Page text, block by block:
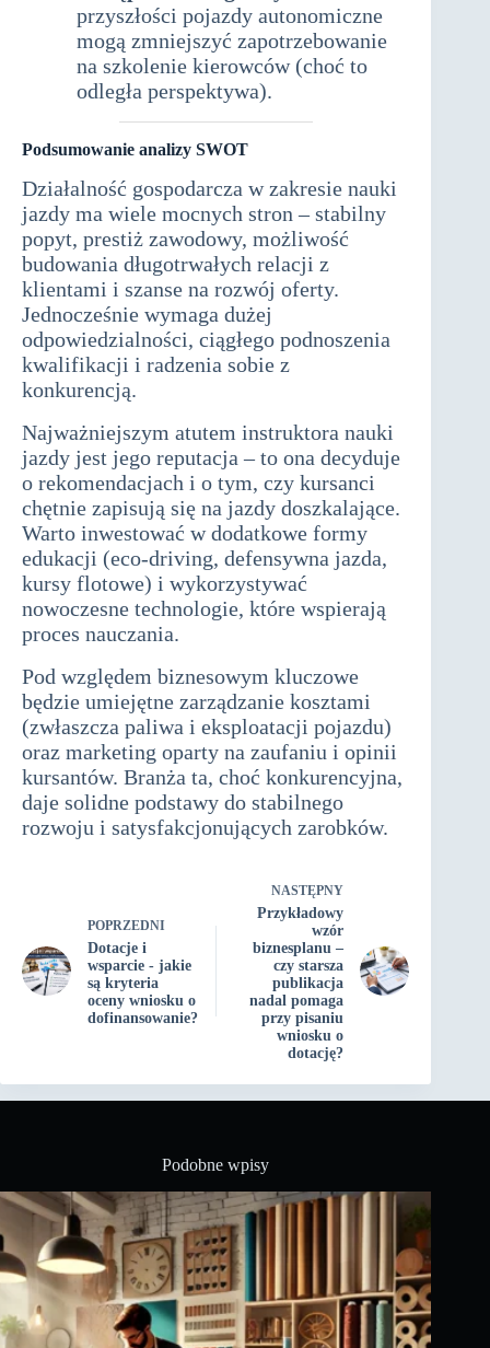
przyszłości pojazdy autonomiczne
mogą zmniejszyć zapotrzebowanie
na szkolenie kierowców (choć to
odległa perspektywa).
Podsumowanie analizy SWOT
Działalność gospodarcza w zakresie nauki
jazdy ma wiele mocnych stron – stabilny
popyt, prestiż zawodowy, możliwość
budowania długotrwałych relacji z
klientami i szanse na rozwój oferty.
Jednocześnie wymaga dużej
odpowiedzialności, ciągłego podnoszenia
kwalifikacji i radzenia sobie z
konkurencją.
Najważniejszym atutem instruktora nauki
jazdy jest jego reputacja – to ona decyduje
o rekomendacjach i o tym, czy kursanci
chętnie zapisują się na jazdy doszkalające.
Warto inwestować w dodatkowe formy
edukacji (eco-driving, defensywna jazda,
kursy flotowe) i wykorzystywać
nowoczesne technologie, które wspierają
proces nauczania.
Pod względem biznesowym kluczowe
będzie umiejętne zarządzanie kosztami
(zwłaszcza paliwa i eksploatacji pojazdu)
oraz marketing oparty na zaufaniu i opinii
kursantów. Branża ta, choć konkurencyjna,
daje solidne podstawy do stabilnego
rozwoju i satysfakcjonujących zarobków.
POPRZEDNI
Dotacje i
wsparcie - jakie
są kryteria
oceny wniosku o
dofinansowanie?
NASTĘPNY
Przykładowy
wzór
biznesplanu –
czy starsza
publikacja
nadal pomaga
przy pisaniu
wniosku o
dotację?
Podobne wpisy